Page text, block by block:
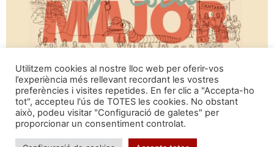
Segueix-nos a:
Utilitzem cookies al nostre lloc web per oferir-vos
l’experiència més rellevant recordant les vostres
preferències i visites repetides. En fer clic a "Accepta-ho
tot", accepteu l'ús de TOTES les cookies. No obstant
això, podeu visitar "Configuració de galetes" per
proporcionar un consentiment controlat.